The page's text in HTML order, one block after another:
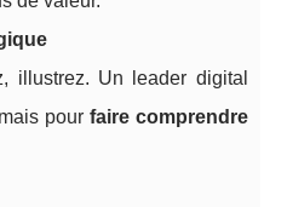
illustrez. Un leader digital
pour faire comprendre